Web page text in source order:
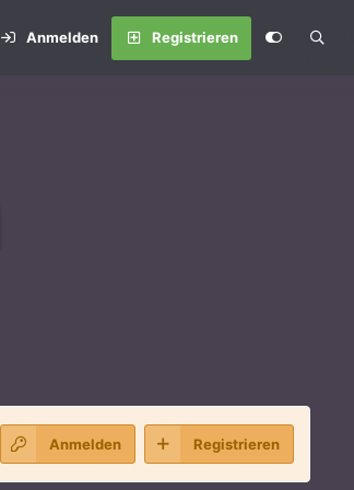
Anmelden Registrieren
Anmelden Registrieren